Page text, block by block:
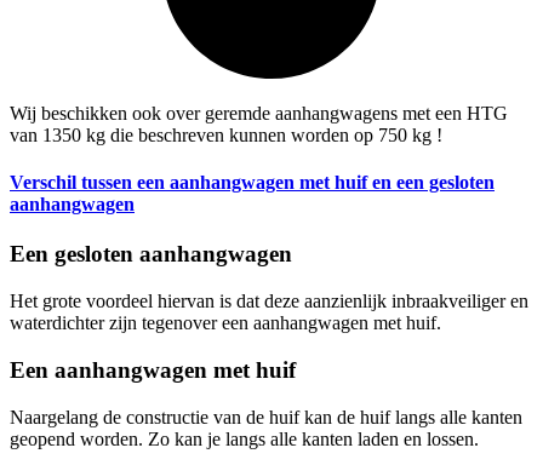
Wij beschikken ook over geremde aanhangwagens met een HTG
van 1350 kg die beschreven kunnen worden op 750 kg !
Verschil tussen een aanhangwagen met huif en een gesloten
aanhangwagen
Een gesloten aanhangwagen
Het grote voordeel hiervan is dat deze aanzienlijk inbraakveiliger en
waterdichter zijn tegenover een aanhangwagen met huif.
Een aanhangwagen met huif
Naargelang de constructie van de huif kan de huif langs alle kanten
geopend worden. Zo kan je langs alle kanten laden en lossen.